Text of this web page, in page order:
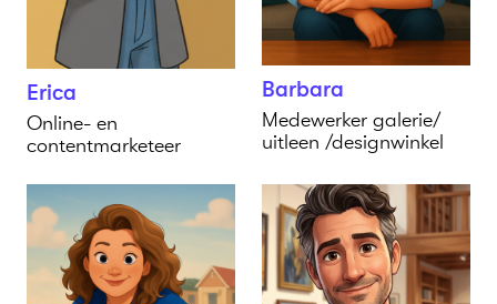
Erica
Online- en
contentmarketeer
Barbara
Medewerker galerie/
uitleen /designwinkel